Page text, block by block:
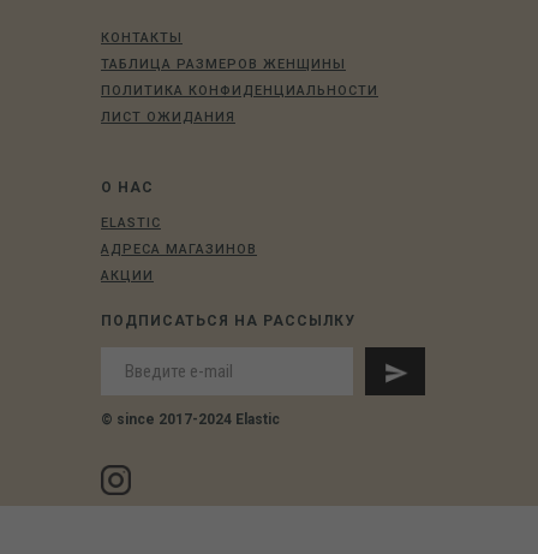
О НАС
© since 2017-2024 Elastic
ПОДПИСАТЬСЯ НА РАССЫЛКУ
ELASTIC
АДРЕСА МАГАЗИНОВ
АКЦИИ
КОНТАКТЫ
ТАБЛИЦА РАЗМЕРОВ ЖЕНЩИНЫ
ПОЛИТИКА КОНФИДЕНЦИАЛЬНОСТИ
ЛИСТ ОЖИДАНИЯ